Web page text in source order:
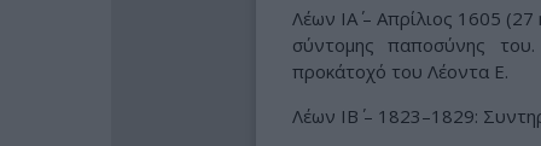
Λέων ΙΑ΄ – Απρίλιος 1605
σύντομης παποσύνης
προκάτοχό του Λέοντα Ε.
Λέων ΙΒ΄ – 1823–1829: